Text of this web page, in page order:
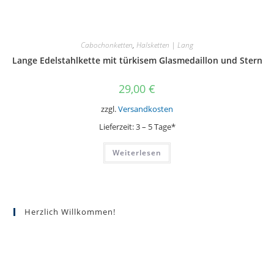
Cabochonketten, Halsketten | Lang
Lange Edelstahlkette mit türkisem Glasmedaillon und Stern
29,00 €
zzgl.Versandkosten
Lieferzeit:3 – 5 Tage*
Weiterlesen
Herzlich Willkommen!